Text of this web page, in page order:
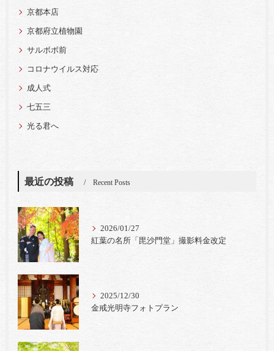
京都本店
京都府立植物園
サルボボ前
コロナウイルス対応
成人式
七五三
光る君へ
最近の投稿 Recent Posts
2026/01/27
紅葉の名所「毘沙門堂」撮影料金改定
2025/12/30
金戒光明寺フォトプラン